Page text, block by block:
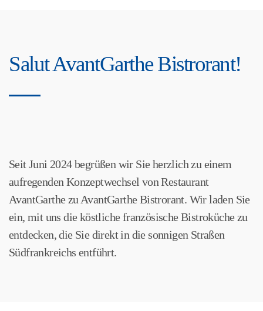
Salut AvantGarthe Bistrorant!
Seit Juni 2024 begrüßen wir Sie herzlich zu einem
aufregenden Konzeptwechsel von Restaurant
AvantGarthe zu AvantGarthe Bistrorant. Wir laden Sie
ein, mit uns die köstliche französische Bistroküche zu
entdecken, die Sie direkt in die sonnigen Straßen
Südfrankreichs entführt.